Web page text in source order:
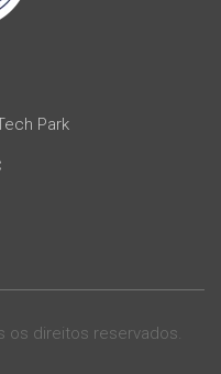
Park
os direitos reservados.